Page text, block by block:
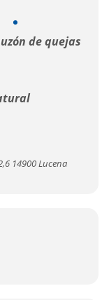
de quejas
14900 Lucena